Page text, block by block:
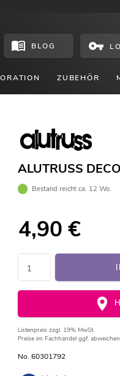
BLOG
ZUBEHÖR
ALUTRUSS
Bestand reicht ca. 12 Wo.
4,90 €
Listenpreis zzgl. 19% MwSt.
Preise im Fachhandel ggf.
No. 60301792